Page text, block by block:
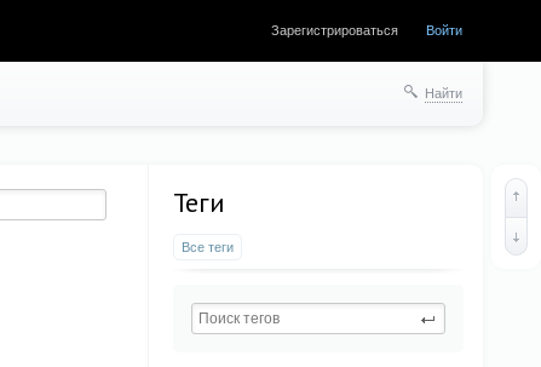
Зарегистрироваться Войти
Найти
Теги
Все теги